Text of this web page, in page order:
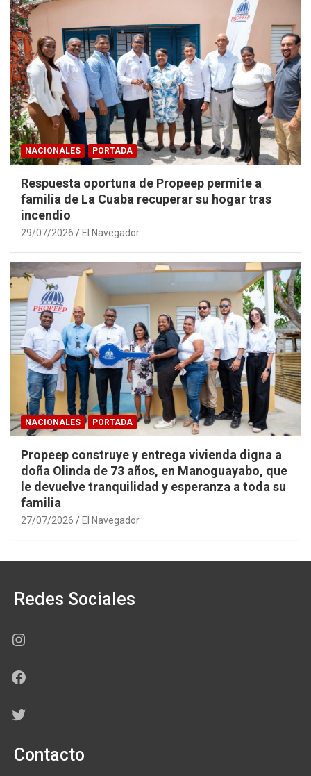
NACIONALES PORTADA
Respuesta oportuna de Propeep permite a
familia de La Cuaba recuperar su hogar tras
incendio
29/07/2026 El Navegador
NACIONALES PORTADA
Propeep construye y entrega vivienda digna a
doña Olinda de 73 años, en Manoguayabo, que
le devuelve tranquilidad y esperanza a toda su
familia
27/07/2026 El Navegador
Redes Sociales
Instagram
Facebook
Twitter
Contacto